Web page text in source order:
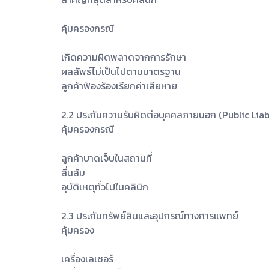
คุ้มครองกรณี
เกิดความผิดพลาดจากการรักษา
ผลลัพธ์ไม่เป็นไปตามมาตรฐาน
ลูกค้าฟ้องร้องเรียกค่าเสียหาย
2.2 ประกันความรับผิดต่อบุคคลภายนอก (Public
คุ้มครองกรณี
ลูกค้าบาดเจ็บในสถานที่
ลื่นล้ม
อุบัติเหตุทั่วไปในคลินิก
2.3 ประกันทรัพย์สินและอุปกรณ์ทางการแพทย์
คุ้มครอง
เครื่องเลเซอร์